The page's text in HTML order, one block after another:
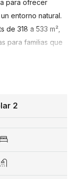
para ofrecer
entorno natural.
de 318 a 533 m²,
para familias que
walk-in closet,
habitación
2